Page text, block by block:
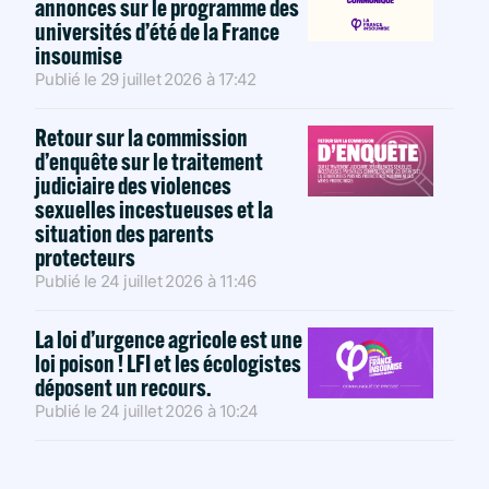
annonces sur le programme des
universités d’été de la France
insoumise
Publié le 29 juillet 2026 à 17:42
Retour sur la commission
d’enquête sur le traitement
judiciaire des violences
sexuelles incestueuses et la
situation des parents
protecteurs
Publié le 24 juillet 2026 à 11:46
La loi d’urgence agricole est une
loi poison ! LFI et les écologistes
déposent un recours.
Publié le 24 juillet 2026 à 10:24